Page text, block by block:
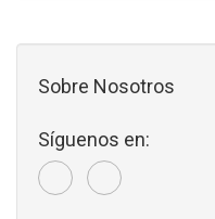
Sobre Nosotros
Síguenos en: